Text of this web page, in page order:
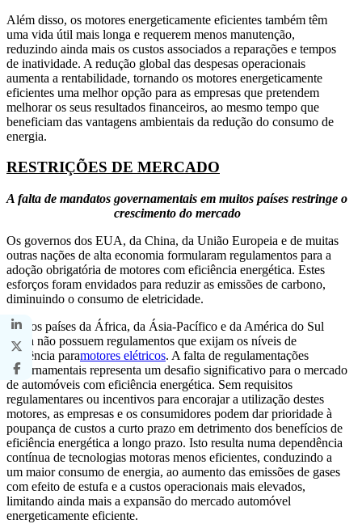
Além disso, os motores energeticamente eficientes também têm
uma vida útil mais longa e requerem menos manutenção,
reduzindo ainda mais os custos associados a reparações e tempos
de inatividade. A redução global das despesas operacionais
aumenta a rentabilidade, tornando os motores energeticamente
eficientes uma melhor opção para as empresas que pretendem
melhorar os seus resultados financeiros, ao mesmo tempo que
beneficiam das vantagens ambientais da redução do consumo de
energia.
RESTRIÇÕES DE MERCADO
A falta de mandatos governamentais em muitos países restringe o
crescimento do mercado
Os governos dos EUA, da China, da União Europeia e de muitas
outras nações de alta economia formularam regulamentos para a
adoção obrigatória de motores com eficiência energética. Estes
esforços foram envidados para reduzir as emissões de carbono,
diminuindo o consumo de eletricidade.
Muitos países da África, da Ásia-Pacífico e da América do Sul
ainda não possuem regulamentos que exijam os níveis de
eficiência paramotores elétricos. A falta de regulamentações
governamentais representa um desafio significativo para o mercado
de automóveis com eficiência energética. Sem requisitos
regulamentares ou incentivos para encorajar a utilização destes
motores, as empresas e os consumidores podem dar prioridade à
poupança de custos a curto prazo em detrimento dos benefícios de
eficiência energética a longo prazo. Isto resulta numa dependência
contínua de tecnologias motoras menos eficientes, conduzindo a
um maior consumo de energia, ao aumento das emissões de gases
com efeito de estufa e a custos operacionais mais elevados,
limitando ainda mais a expansão do mercado automóvel
energeticamente eficiente.